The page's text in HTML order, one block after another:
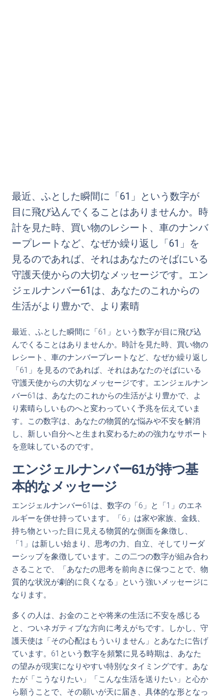
最近、ふとした瞬間に「61」という数字が
目に飛び込んでくることはありませんか。時
計を見た時、買い物のレシート、車のナンバ
ープレートなど、なぜか繰り返し「61」を
見るのであれば、それはあなたのそばにいる
守護天使からの大切なメッセージです。エン
ジェルナンバー61は、あなたのこれからの
生活がより豊かで、より素晴
最近、ふとした瞬間に「61」という数字が目に飛び込
んでくることはありませんか。時計を見た時、買い物の
レシート、車のナンバープレートなど、なぜか繰り返し
「61」を見るのであれば、それはあなたのそばにいる
守護天使からの大切なメッセージです。エンジェルナン
バー61は、あなたのこれからの生活がより豊かで、よ
り素晴らしいものへと変わっていく予兆を伝えていま
す。この数字は、あなたの物質的な悩みや不安を解消
し、新しい自分へと生まれ変わるための強力なサポート
を意味しているのです。
エンジェルナンバー61が持つ基
本的なメッセージ
エンジェルナンバー61は、数字の「6」と「1」のエネ
ルギーを併せ持っています。「6」は家や家族、金銭、
持ち物といった目に見える物質的な側面を象徴し、
「1」は新しい始まり、思考の力、自立、そしてリーダ
ーシップを象徴しています。この二つの数字が組み合わ
さることで、「あなたの思考を前向きに保つことで、物
質的な状況が劇的に良くなる」という強いメッセージに
なります。
多くの人は、お金のことや将来の生活に不安を感じる
と、ついネガティブな方向に考えがちです。しかし、守
護天使は「その心配はもういりません」とあなたに告げ
ています。61という数字を頻繁に見る時期は、あなた
の望みが現実になりやすい特別なタイミングです。あな
たが「こうなりたい」「こんな生活を送りたい」と心か
ら願うことで、その願いが天に届き、具体的な形となっ